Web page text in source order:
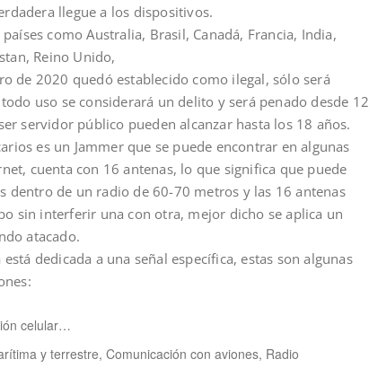
llegue a los dispositivos.
como Australia, Brasil, Canadá, Francia, India,
Reino Unido,
de 2020 quedó establecido como ilegal, sólo será
uso se considerará un delito y será penado desde 12
servidor público pueden alcanzar hasta los 18 años.
es un Jammer que se puede encontrar en algunas
cuenta con 16 antenas, lo que significa que puede
dentro de un radio de 60-70 metros y las 16 antenas
sin interferir una con otra, mejor dicho se aplica un
atacado.
dedicada a una señal específica, estas son algunas
celular…
y terrestre, Comunicación con aviones, Radio